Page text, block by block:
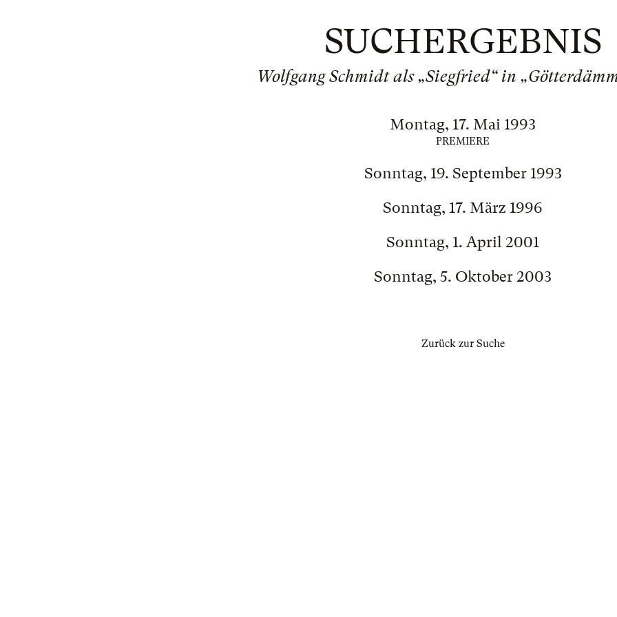
SUCHERGEBNIS
Wolfgang Schmidt als „Siegfried“ in
Montag, 17. Mai 1993
PREMIERE
Sonntag, 19. September 1993
Sonntag, 17. März 1996
Sonntag, 1. April 2001
Sonntag, 5. Oktober 2003
Zurück zur Suche